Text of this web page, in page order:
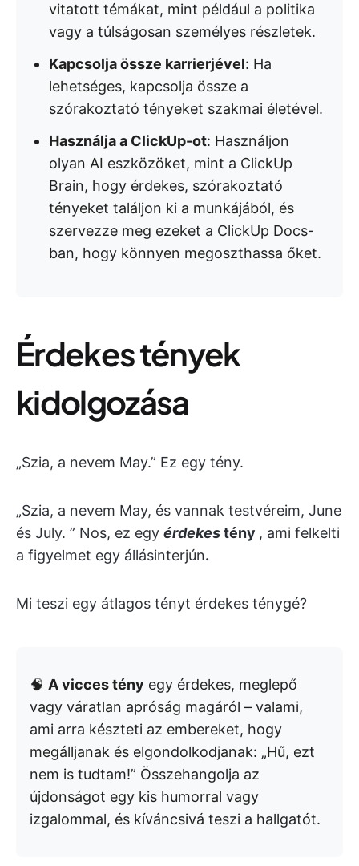
vitatott témákat, mint például a politika
vagy a túlságosan személyes részletek.
Kapcsolja össze karrierjével: Ha
lehetséges, kapcsolja össze a
szórakoztató tényeket szakmai életével.
Használja a ClickUp-ot: Használjon
olyan AI eszközöket, mint a ClickUp
Brain, hogy érdekes, szórakoztató
tényeket találjon ki a munkájából, és
szervezze meg ezeket a ClickUp Docs-
ban, hogy könnyen megoszthassa őket.
Érdekes tények
kidolgozása
„Szia, a nevem May.” Ez egy tény.
„Szia, a nevem May, és vannak testvéreim, June
és July. ” Nos, ez egy érdekestény , ami felkelti
a figyelmet egy állásinterjún.
Mi teszi egy átlagos tényt érdekes ténygé?
🧠 A vicces tény egy érdekes, meglepő
vagy váratlan apróság magáról – valami,
ami arra készteti az embereket, hogy
megálljanak és elgondolkodjanak: „Hű, ezt
nem is tudtam!” Összehangolja az
újdonságot egy kis humorral vagy
izgalommal, és kíváncsivá teszi a hallgatót.